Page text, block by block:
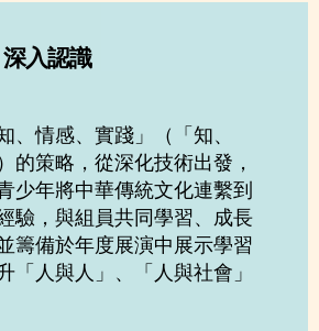
入認識
、情感、實踐」（「知、
的策略，從深化技術出發，
少年將中華傳統文化連繫到
驗，與組員共同學習、成長
籌備於年度展演中展示學習
「人與人」、「人與社會」